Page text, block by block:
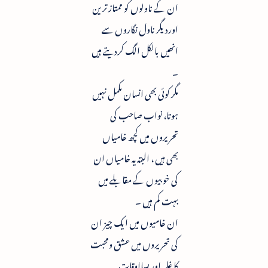
ان کے ناولوں کو ممتاز ترین
اوردیگر ناول نگاروں سے
انھیں بالکل الگ کردیتے ہیں
۔
مگر کوئی بھی انسان مکمل نہیں
ہوتا، نواب صاحب کى
تحریروں میں کچھ خامیاں
بھی ہیں ، البتہ یہ خامیاں ان
کی خوبیوں کے مقابلے میں
بہت کم ہیں ۔
ان خامیوں میں ایک چیز ان
کی تحریروں میں عشق ومحبت